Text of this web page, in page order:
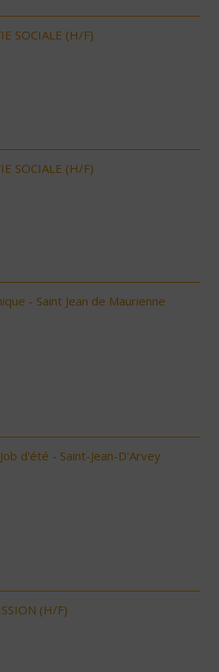
SOCIALE (H/F)
SOCIALE (H/F)
- Saint Jean de Maurienne
d'été - Saint-Jean-D'Arvey
(H/F)